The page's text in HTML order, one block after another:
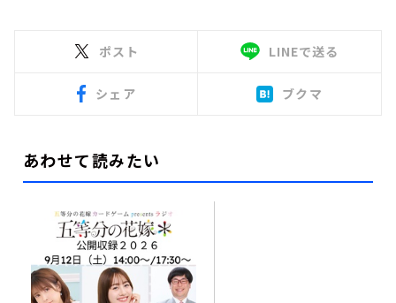
ポスト LINEで送る
シェア ブクマ
あわせて読みたい